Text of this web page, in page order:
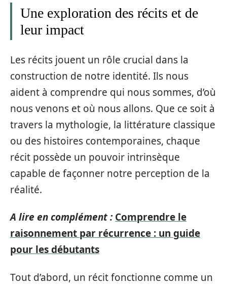
Une exploration des récits et de
leur impact
Les récits jouent un rôle crucial dans la
construction de notre identité. Ils nous
aident à comprendre qui nous sommes, d’où
nous venons et où nous allons. Que ce soit à
travers la mythologie, la littérature classique
ou des histoires contemporaines, chaque
récit possède un pouvoir intrinsèque
capable de façonner notre perception de la
réalité.
A lire en complément : Comprendre le
raisonnement par récurrence : un guide
pour les débutants
Tout d’abord, un récit fonctionne comme un